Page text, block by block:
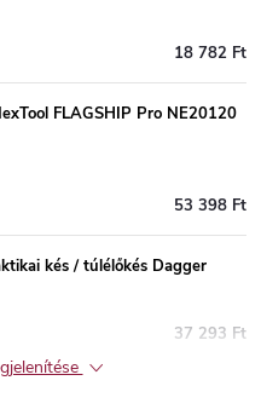
18 782 Ft
FLAGSHIP Pro NE20120
53 398 Ft
kés / túlélőkés Dagger
37 293 Ft